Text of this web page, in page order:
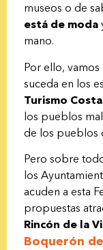
museos o de
está de moda
mano.
Por ello,
suceda en los
Turismo
los pueblos
de los pueblos
Pero sobre
los
acuden a esta
propuestas
Rincón de la
Boquerón